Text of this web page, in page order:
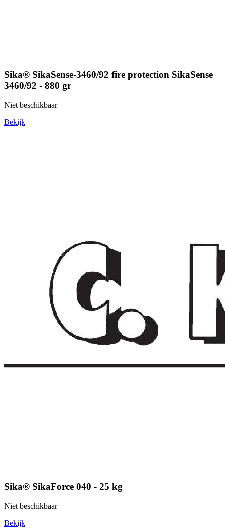
Sika® SikaSense-3460/92 fire protection SikaSense
3460/92 - 880 gr
Niet beschikbaar
Bekijk
Sika® SikaForce 040 - 25 kg
Niet beschikbaar
Bekijk